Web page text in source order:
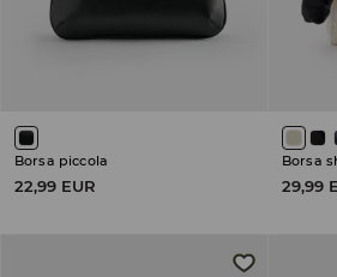
Borsa piccola
22,99 EUR
Borsa
29,99